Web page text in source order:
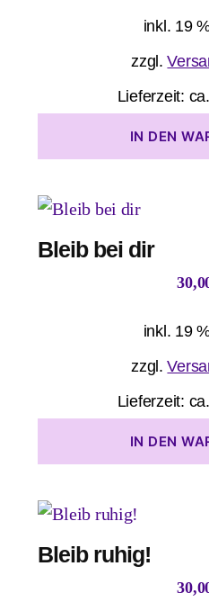
inkl. 19
zzgl.
Lieferzeit:
IN DEN
Bleib bei dir
inkl. 19
zzgl.
Lieferzeit:
IN DEN
Bleib ruhig!